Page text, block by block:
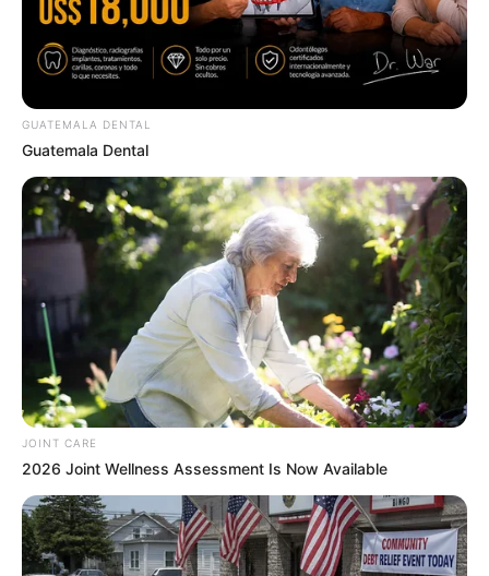
Why everything you thought you knew about water
might be wrong
CTA LOVE
They Laughed At Her Curves—Now She's A Modeling
Sensation
BRAINBERRIES
GUATEMALA DENTAL
Guatemala Dental
JOINT CARE
2026 Joint Wellness Assessment Is Now Available